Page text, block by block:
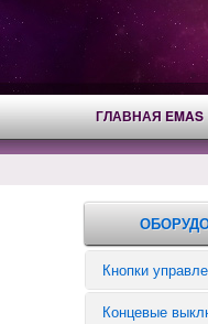
ГЛАВНАЯ EMAS
Кнопки
Аварийные
Концевые